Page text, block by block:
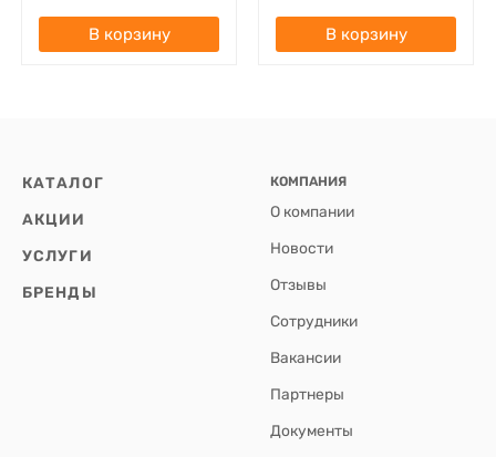
В корзину В корзину
КАТАЛОГ
АКЦИИ
УСЛУГИ
БРЕНДЫ
КОМПАНИЯ
О компании
Новости
Отзывы
Сотрудники
Вакансии
Партнеры
Документы